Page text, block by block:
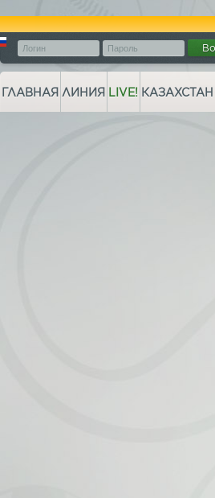
ГЛАВНАЯ ЛИНИЯ LIVE! КАЗАХСТАН